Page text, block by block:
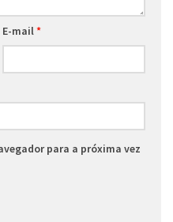
E-mail *
para a próxima vez